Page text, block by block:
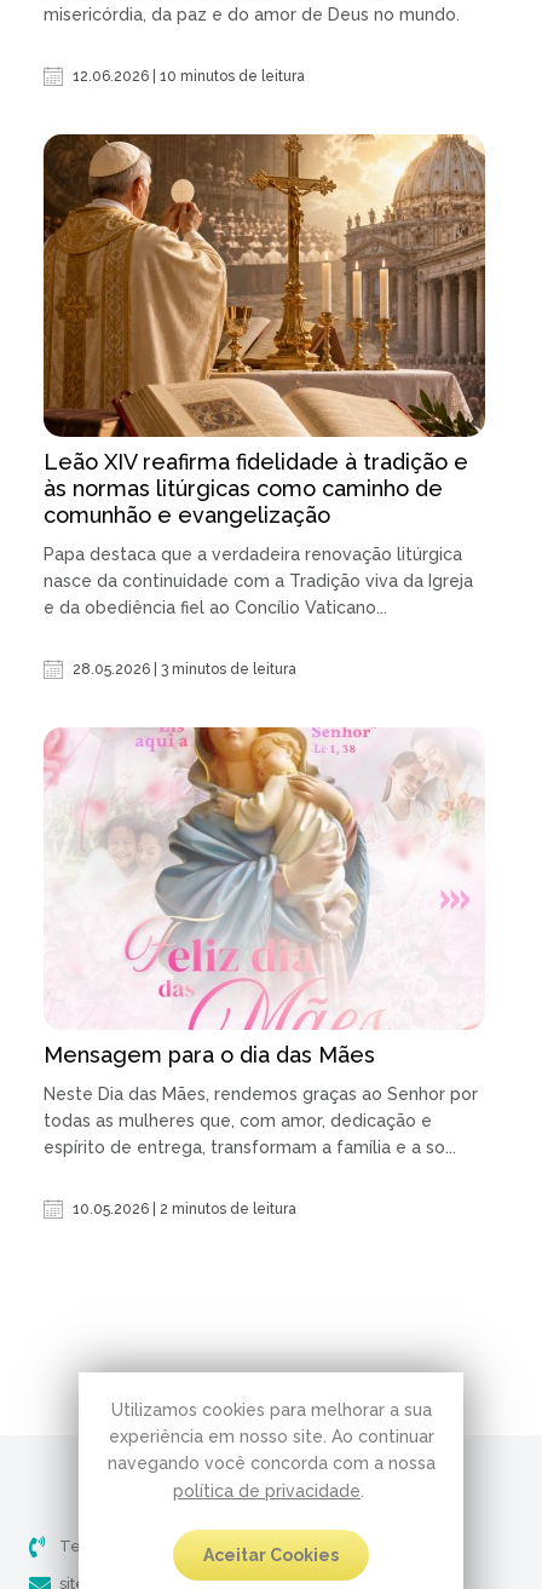
Utilizamos cookies para melhorar a sua
experiência em nosso site. Ao continuar
navegando você concorda com a nossa
política de privacidade
Aceitar Cookies
misericórdia, da paz e do amor de Deus no mundo.
12.06.2026 | 10 minutos de leitura
Leão XIV reafirma fidelidade à tradição e
às normas litúrgicas como caminho de
comunhão e evangelização
Papa destaca que a verdadeira renovação litúrgica
nasce da continuidade com a Tradição viva da Igreja
e da obediência fiel ao Concílio Vaticano...
28.05.2026 | 3 minutos de leitura
Mensagem para o dia das Mães
Neste Dia das Mães, rendemos graças ao Senhor por
todas as mulheres que, com amor, dedicação e
espírito de entrega, transformam a família e a so...
10.05.2026 | 2 minutos de leitura
Telefone (51) 3237-5061
site@pobresservos.org.br